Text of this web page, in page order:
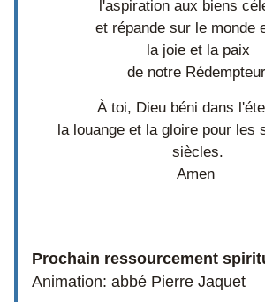
l'aspiration aux biens
et répande sur le monde
la joie et la paix
de notre
À toi, Dieu béni dans
la louange et la gloire pour les
siècles.
Amen
Prochain ressourcement
Animation: abbé Pierre Jaquet